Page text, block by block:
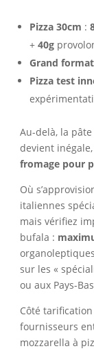
Pizza 30cm :
+ 40g
Grand
Pizza test
Au-delà, la
devient
fromage pour
Où
italiennes
mais vérifiez
bufala :
sur les «
ou aux Pays-
Côté
fournisseurs
mozzarella à